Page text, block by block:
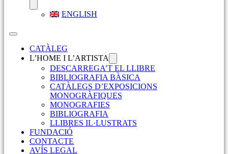
ENGLISH
CATÀLEG
L’HOME I L’ARTISTA
DESCARREGA’T EL LLIBRE
BIBLIOGRAFIA BÀSICA
CATÀLEGS D’EXPOSICIONS
MONOGRÀFIQUES
MONOGRAFIES
BIBLIOGRAFIA
LLIBRES IL·LUSTRATS
FUNDACIÓ
CONTACTE
AVÍS LEGAL